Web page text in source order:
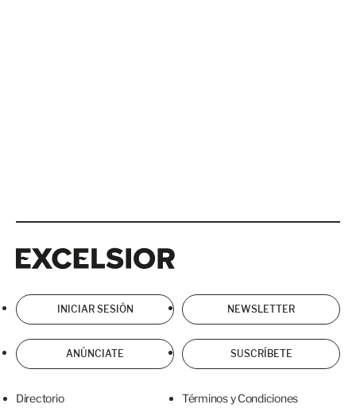
INICIAR SESIÓN NEWSLETTER
ANÚNCIATE SUSCRÍBETE
Directorio Términos y Condiciones